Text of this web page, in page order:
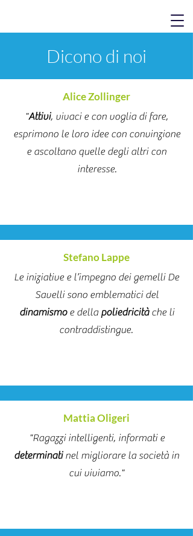
Dicono di noi
Alice Zollinger
"Attivi, vivaci e con voglia di fare,
esprimono le loro idee con convinzione
e ascoltano quelle degli altri con
interesse.
Stefano Lappe
Le iniziative e l’impegno dei gemelli De
Savelli sono emblematici del
dinamismo e della poliedricità che li
contraddistingue.
Mattia Oligeri
"Ragazzi intelligenti, informati e
determinati nel migliorare la società in
cui viviamo."